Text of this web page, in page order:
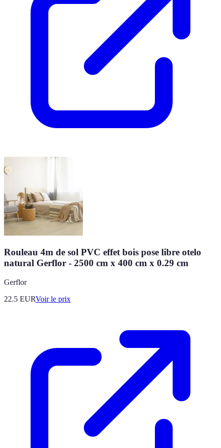
Rouleau 4m de sol PVC effet bois pose libre otelo
natural Gerflor - 2500 cm x 400 cm x 0.29 cm
Gerflor
22.5 EURVoir le prix